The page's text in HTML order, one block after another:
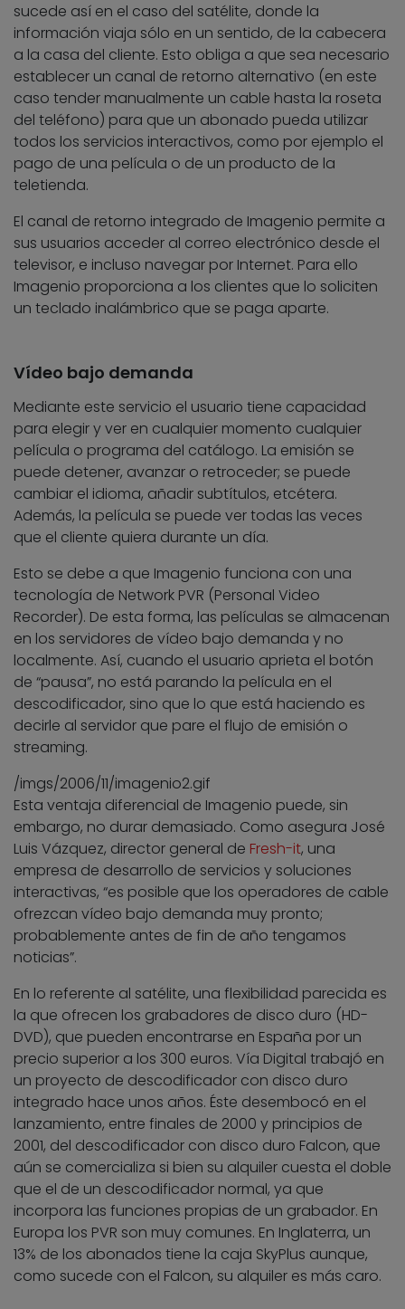
sucede así en el caso del satélite, donde la
información viaja sólo en un sentido, de la cabecera
a la casa del cliente. Esto obliga a que sea necesario
establecer un canal de retorno alternativo (en este
caso tender manualmente un cable hasta la roseta
del teléfono) para que un abonado pueda utilizar
todos los servicios interactivos, como por ejemplo el
pago de una película o de un producto de la
teletienda.
El canal de retorno integrado de Imagenio permite a
sus usuarios acceder al correo electrónico desde el
televisor, e incluso navegar por Internet. Para ello
Imagenio proporciona a los clientes que lo soliciten
un teclado inalámbrico que se paga aparte.
Vídeo bajo demanda
Mediante este servicio el usuario tiene capacidad
para elegir y ver en cualquier momento cualquier
película o programa del catálogo. La emisión se
puede detener, avanzar o retroceder; se puede
cambiar el idioma, añadir subtítulos, etcétera.
Además, la película se puede ver todas las veces
que el cliente quiera durante un día.
Esto se debe a que Imagenio funciona con una
tecnología de Network PVR (Personal Video
Recorder). De esta forma, las películas se almacenan
en los servidores de vídeo bajo demanda y no
localmente. Así, cuando el usuario aprieta el botón
de “pausa”, no está parando la película en el
descodificador, sino que lo que está haciendo es
decirle al servidor que pare el flujo de emisión o
streaming.
/imgs/2006/11/imagenio2.gif
Esta ventaja diferencial de Imagenio puede, sin
embargo, no durar demasiado. Como asegura José
Luis Vázquez, director general de Fresh-it, una
empresa de desarrollo de servicios y soluciones
interactivas, “es posible que los operadores de cable
ofrezcan vídeo bajo demanda muy pronto;
probablemente antes de fin de año tengamos
noticias”.
En lo referente al satélite, una flexibilidad parecida es
la que ofrecen los grabadores de disco duro (HD-
DVD), que pueden encontrarse en España por un
precio superior a los 300 euros. Vía Digital trabajó en
un proyecto de descodificador con disco duro
integrado hace unos años. Éste desembocó en el
lanzamiento, entre finales de 2000 y principios de
2001, del descodificador con disco duro Falcon, que
aún se comercializa si bien su alquiler cuesta el doble
que el de un descodificador normal, ya que
incorpora las funciones propias de un grabador. En
Europa los PVR son muy comunes. En Inglaterra, un
13% de los abonados tiene la caja SkyPlus aunque,
como sucede con el Falcon, su alquiler es más caro.